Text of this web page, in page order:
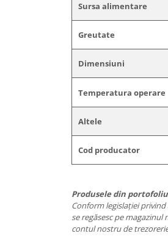
Sursa alimentare
Greutate
Dimensiuni
Temperatura operare
Altele
Cod producator
Produsele din
Conform legislației
se regăsesc pe
contul nostru de